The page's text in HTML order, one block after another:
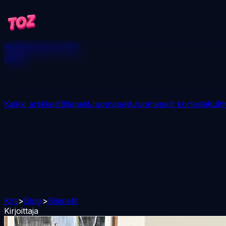
PelitBlogiVoita 250€
Lataa
Kaikki artikkelitBilepelitJuomapelitJuomapelit korteilla
Koti>Blogi>Bilepelit
Kirjoittaja